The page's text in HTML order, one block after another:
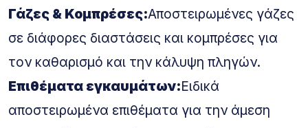
Γάζες & Κομπρέσες:Αποστειρωμένες γάζες
σε διάφορες διαστάσεις και κομπρέσες για
τον καθαρισμό και την κάλυψη πληγών.
Επιθέματα εγκαυμάτων:Ειδικά
αποστειρωμένα επιθέματα για την άμεση